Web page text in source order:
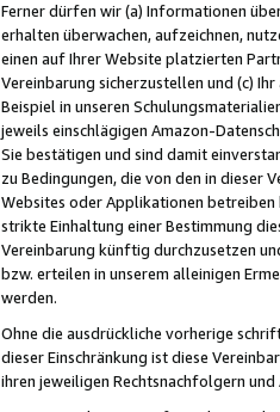
Ferner dürfen wir (a) Informationen
erhalten überwachen, aufzeichnen,
einen auf Ihrer Website platzierten
Vereinbarung sicherzustellen und (c)
Beispiel in unseren
jeweils einschlägigen Amazon-
Sie bestätigen und sind damit
zu Bedingungen, die von den in dieser
Websites oder Applikationen betreiben
strikte Einhaltung einer Bestimmung
Vereinbarung künftig durchzusetzen
bzw. erteilen in unserem alleinigen
werden.
Ohne die ausdrückliche vorherige
dieser Einschränkung ist diese
ihren jeweiligen Rechtsnachfolgern